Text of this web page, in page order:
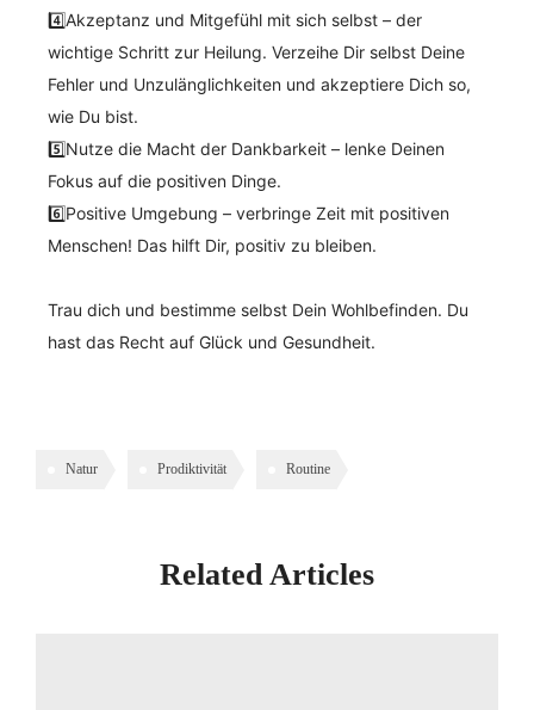
4️⃣Akzeptanz und Mitgefühl mit sich selbst – der
wichtige Schritt zur Heilung. Verzeihe Dir selbst Deine
Fehler und Unzulänglichkeiten und akzeptiere Dich so,
wie Du bist.
5️⃣Nutze die Macht der Dankbarkeit – lenke Deinen
Fokus auf die positiven Dinge.
6️⃣Positive Umgebung – verbringe Zeit mit positiven
Menschen! Das hilft Dir, positiv zu bleiben.
Trau dich und bestimme selbst Dein Wohlbefinden. Du
hast das Recht auf Glück und Gesundheit.
Natur Prodiktivität Routine
Related Articles